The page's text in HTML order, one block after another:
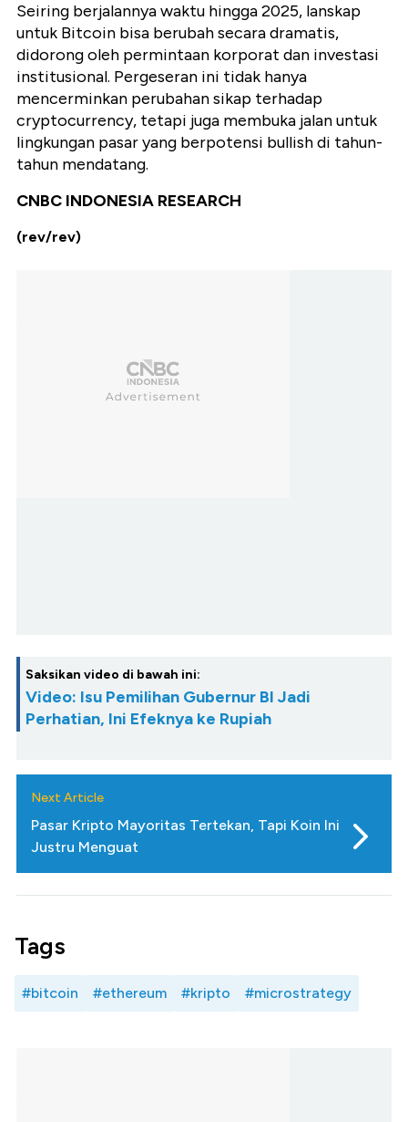
Seiring berjalannya waktu hingga 2025, lanskap
untuk Bitcoin bisa berubah secara dramatis,
didorong oleh permintaan korporat dan investasi
institusional. Pergeseran ini tidak hanya
mencerminkan perubahan sikap terhadap
cryptocurrency, tetapi juga membuka jalan untuk
lingkungan pasar yang berpotensi bullish di tahun-
tahun mendatang.
CNBC INDONESIA RESEARCH
(rev/rev)
Saksikan video di bawah ini:
Video: Isu Pemilihan Gubernur BI Jadi
Perhatian, Ini Efeknya ke Rupiah
Next Article
Pasar Kripto Mayoritas Tertekan, Tapi Koin Ini
Justru Menguat
Tags
#bitcoin #ethereum #kripto #microstrategy